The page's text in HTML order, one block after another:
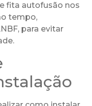
fita autofusão nos
tempo,
para evitar